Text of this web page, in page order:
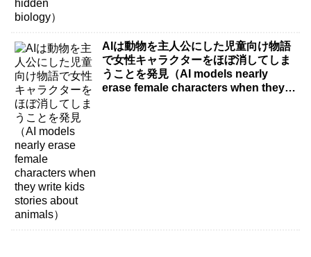
AIは動物を主人公にした児童向け物語
で女性キャラクターをほぼ消してしま
うことを発見（AI models nearly
erase female characters when they